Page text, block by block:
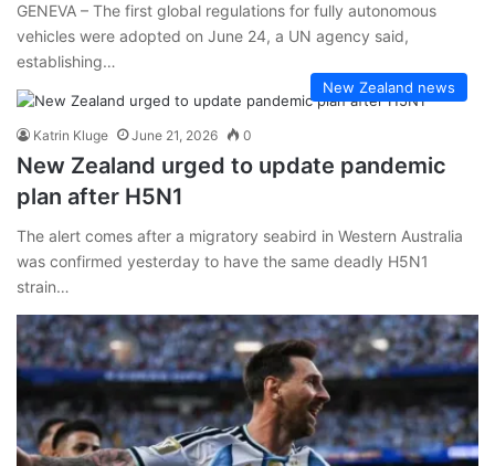
GENEVA – The first global regulations for fully autonomous
vehicles were adopted on June 24, a UN agency said,
establishing…
New Zealand news
Katrin Kluge June 21, 2026 0
New Zealand urged to update pandemic
plan after H5N1
The alert comes after a migratory seabird in Western Australia
was confirmed yesterday to have the same deadly H5N1
strain…